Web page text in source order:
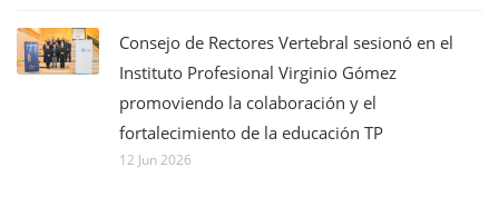
Consejo de Rectores Vertebral sesionó en el
Instituto Profesional Virginio Gómez
promoviendo la colaboración y el
fortalecimiento de la educación TP
12 Jun 2026